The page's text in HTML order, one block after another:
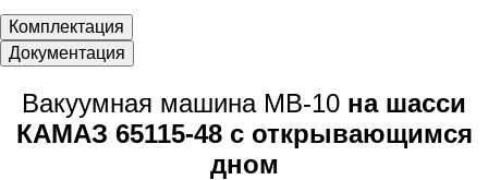
Комплектация
Документация
Вакуумная машина МВ-10 на шасси
КАМАЗ 65115-48 с открывающимся
дном